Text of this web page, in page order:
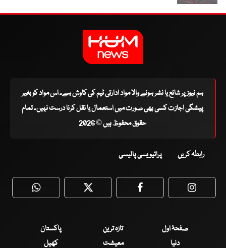
ہم نیوز پر شائع یا نشر ہونے والا مواد ادارتی ٹیم کی کاوش ہے۔ اس مواد کو بغیر
پیشگی اجازت کسی بھی صورت میں استعمال یا نقل کرنا درست نہیں۔ تمام
حقوق محفوظ ہیں © 2026
رابطہ کریں پرائیویسی پالیسی
WhatsApp Twitter Facebook
صفحۂ اول تازہ ترین
پاکستان
دنیا
معیشت کھیل